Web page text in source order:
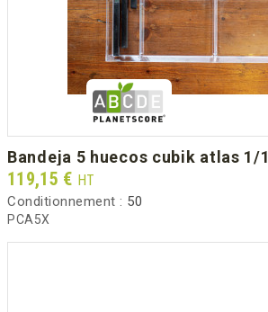
bandeja 5 huecos cubik atlas 1/1
Prix
119,15 € HT
Conditionnement : 50
PCA5X